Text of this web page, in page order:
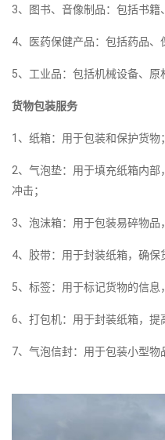
3、图书、音像制品：包括书籍
4、医药保健产品：包括药品、
5、工业品：包括机械设备、原
货物包装服务
1、纸箱：用于包装和保护货物；
2、气泡垫：用于填充纸箱内
冲击；
3、泡沫箱：用于包装易碎物品
4、胶带：用于封装纸箱，确保
5、标签：用于标记货物的信息
6、打包机：用于封装纸箱，提
7、气泡信封：用于包装小型物